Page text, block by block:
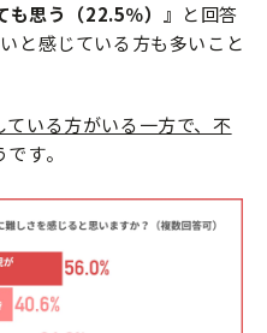
も思う（22.5％）』 と回答
と感じている方も多いこと
ている方がいる一方で、不
です。